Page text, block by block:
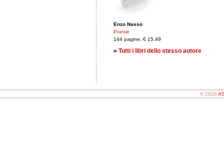
Enzo Nasso
Poesie
144 pagine, € 15,49
» Tutti i libri dello stesso autore
© 2026